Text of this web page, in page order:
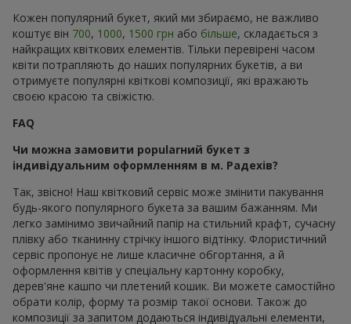
Кожен популярний букет, який ми збираємо, не важливо
коштує він 700, 1000, 1500 грн або більше, складається з
найкращих квіткових елементів. Тільки перевірені часом
квіти потрапляють до наших популярних букетів, а ви
отримуєте популярні квіткові композиції, які вражають
своєю красою та свіжістю.
FAQ
Чи можна замовити popularний букет з
індивідуальним оформленням в м. Радехів?
Так, звісно! Наш квітковий сервіс може змінити пакування
будь-якого популярного букета за вашим бажанням. Ми
легко замінимо звичайний папір на стильний крафт, сучасну
плівку або тканинну стрічку іншого відтінку. Флористичний
сервіс пропонує не лише класичне обгортання, а й
оформлення квітів у спеціальну картонну коробку,
дерев'яне кашпо чи плетений кошик. Ви можете самостійно
обрати колір, форму та розмір такої основи. Також до
композиції за запитом додаються індивідуальні елементи,